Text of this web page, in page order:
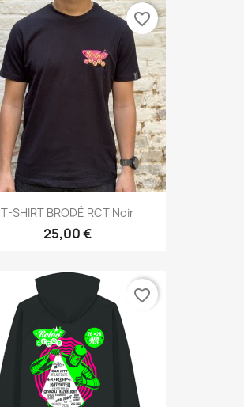
T-SHIRT BRODÉ RCT Noir
25,00 €
favorite_border
favorite_border